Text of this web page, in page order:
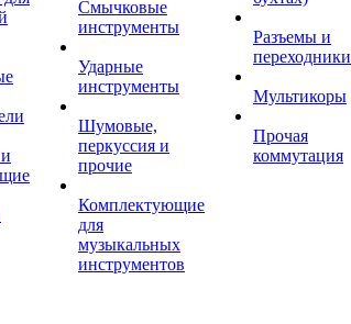
Смычковые
инструменты
Ударные
инструменты
Шумовые,
перкуссия и
прочие
Комплектующие
для
музыкальных
инструментов
Разъемы и
переходники
Мультикоры
Прочая
коммутация